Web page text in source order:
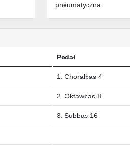
pneumatyczna
Pedał
1. Chorałbas 4
2. Oktawbas 8
3. Subbas 16